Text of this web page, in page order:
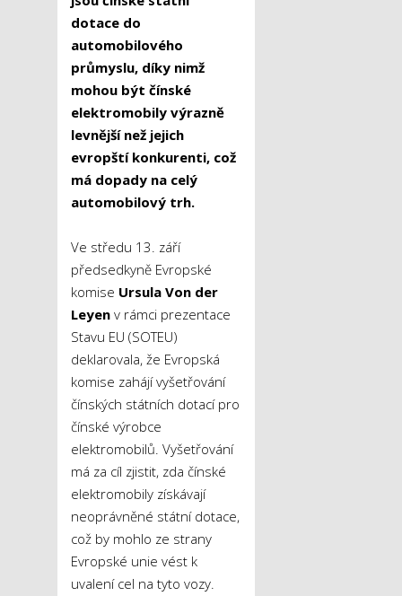
dotace do
automobilového
průmyslu, díky nimž
mohou být čínské
elektromobily výrazně
levnější než jejich
evropští konkurenti, což
má dopady na celý
automobilový trh.
Ve středu 13. září
předsedkyně Evropské
komise Ursula Von der
Leyen v rámci prezentace
Stavu EU (SOTEU)
deklarovala, že Evropská
komise zahájí vyšetřování
čínských státních dotací pro
čínské výrobce
elektromobilů. Vyšetřování
má za cíl zjistit, zda čínské
elektromobily získávají
neoprávněné státní dotace,
což by mohlo ze strany
Evropské unie vést k
uvalení cel na tyto vozy.